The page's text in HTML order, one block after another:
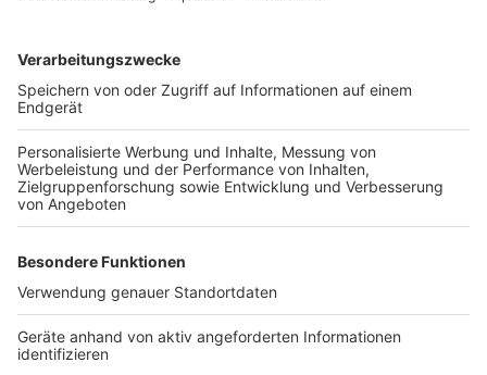
der NRW-Staatskanzlei unterschreiben am
Einführung der Karte. Die Inhaber der Karte bekommen
nicht nur Vergünstigungen in Pulheim, sondern auch in
vielen anderen Einrichtungen in NRW, zum Beispiel in
müssen sich die Ehrenamtler mindestens fünf Stunden
in der Woche freiwillig engagieren. Pulheim ist eine der
letzten Städte im Rhein-Erft-Kreis, die die
Bürgerverein Pulheim gekommen.